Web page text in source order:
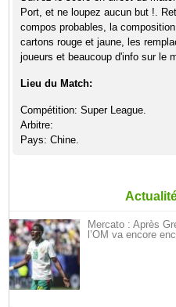
Port, et ne loupez aucun but !.
compos probables, la
cartons rouge et jaune, les
joueurs et beaucoup d'info sur le
Lieu du Match:
Compétition: Super League.
Arbitre:
Pays: Chine.
Mercato : Après
l’OM va encore